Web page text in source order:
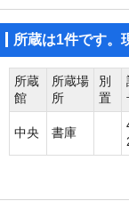
所蔵は1件です。
所蔵
館
所蔵場
所
別
置
中央 書庫